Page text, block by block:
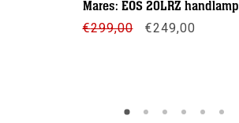
Mares: EOS 20LRZ handlamp
€299,00
Oorspronkelijke
€249,00